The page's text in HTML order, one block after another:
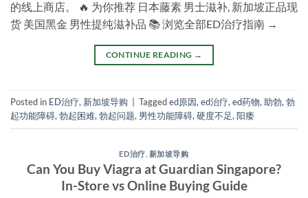
的线上商店。 🔥 为你推荐 日本藤素 男士滋补, 新加坡正品现
货 美国黑金 男性提纯滋补品 📚 浏览全部ED治疗指南 →
CONTINUE READING →
Posted in ED治疗, 新加坡导购 Taggeded原因,ed治疗,ed药物,助勃,勃
起功能障碍,勃起困难,勃起问题, 男性功能障碍,硬度不足,阳痿
ED治疗 新加坡导购
Can You Buy Viagra at Guardian Singapore?
In-Store vs Online Buying Guide